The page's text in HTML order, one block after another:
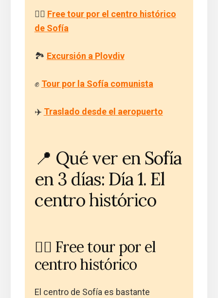
🚶‍♂️ Free tour por el centro histórico
de Sofía
🏞️ Excursión a Plovdiv
✊ Tour por la Sofía comunista
✈️ Traslado desde el aeropuerto
📍 Qué ver en Sofía
en 3 días: Día 1. El
centro histórico
🚶‍♂️ Free tour por el
centro histórico
El centro de Sofía es bastante